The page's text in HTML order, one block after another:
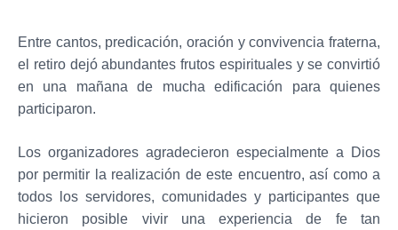
Entre cantos, predicación, oración y convivencia fraterna,
el retiro dejó abundantes frutos espirituales y se convirtió
en una mañana de mucha edificación para quienes
participaron.
Los organizadores agradecieron especialmente a Dios
por permitir la realización de este encuentro, así como a
todos los servidores, comunidades y participantes que
hicieron posible vivir una experiencia de fe tan